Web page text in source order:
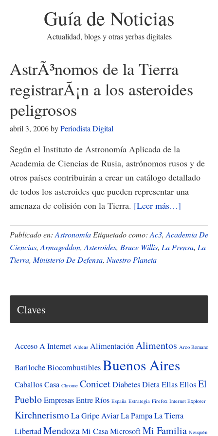
Guía de Noticias
Actualidad, blogs y otras yerbas digitales
AstrÃ³nomos de la Tierra
registrarÃ¡n a los asteroides
peligrosos
abril 3, 2006byPeriodista Digital
Según el Instituto de Astronomía Aplicada de la
Academia de Ciencias de Rusia, astrónomos rusos y de
otros países contribuirán a crear un catálogo detallado
de todos los asteroides que pueden representar una
amenaza de colisión con la Tierra. [Leer más…]
de
peligrosos
Publicado en: Astronomía Etiquetado como: Ac3, Academia De
Ciencias, Armageddon, Asteroides, Bruce Willis, La Prensa, La
Tierra, Ministerio De Defensa, Nuestro Planeta
Claves
Acceso A Internet Aldeas AlimentaciónAlimentos Arco Romano
BarilocheBiocombustiblesBuenos Aires
CaballosCasa Chrome ConicetDiabetesDietaEllasEllosEl
PuebloEmpresasEntre Ríos España Estrategia Firefox Internet Explorer
KirchnerismoLa Gripe AviarLa PampaLa Tierra
LibertadMendozaMi CasaMicrosoftMi Familia Neuquén